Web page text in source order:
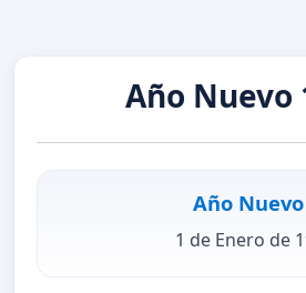
Año Nuevo
Año Nuevo
1 de Enero de